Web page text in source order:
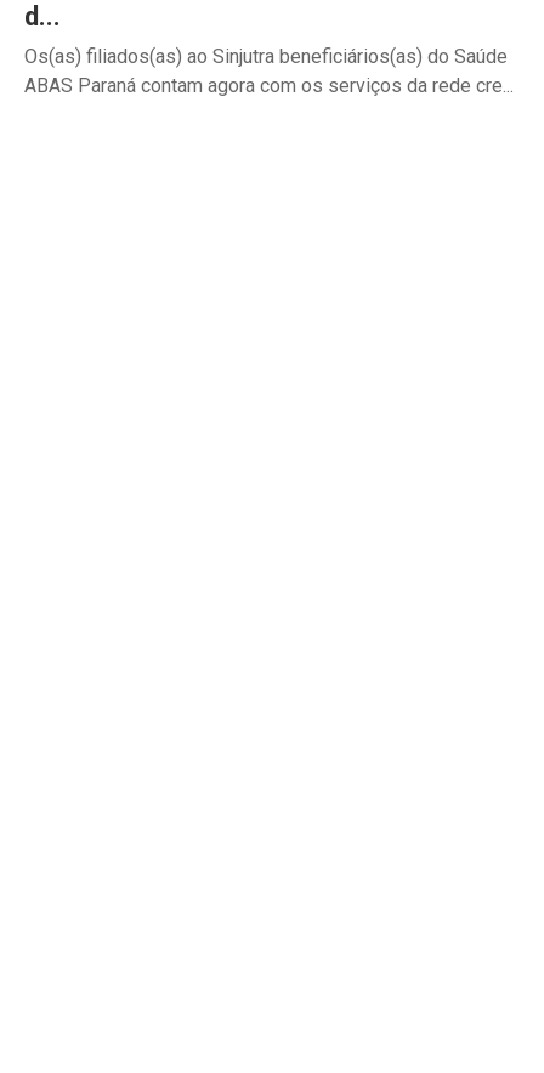
d...
Os(as) filiados(as) ao Sinjutra beneficiários(as) do Saúde
ABAS Paraná contam agora com os serviços da rede cre...